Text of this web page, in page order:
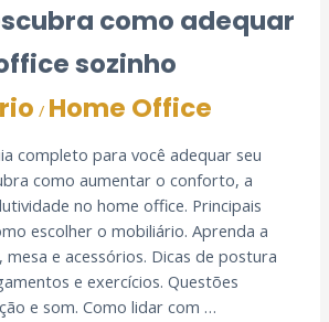
como adequar
sozinho
/ Home Office
completo para você adequar seu
como aumentar o conforto, a
no home office. Principais
escolher o mobiliário. Aprenda a
e acessórios. Dicas de postura
e exercícios. Questões
e som. Como lidar com …